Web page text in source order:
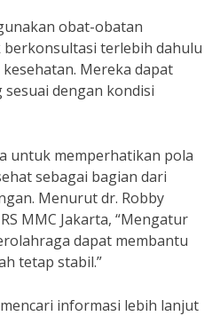
obat-obatan
terlebih dahulu
Mereka dapat
dengan kondisi
untuk memperhatikan pola
sebagai bagian dari
Menurut dr. Robby
MMC Jakarta, “Mengatur
dapat membantu
tetap stabil.”
informasi lebih lanjut